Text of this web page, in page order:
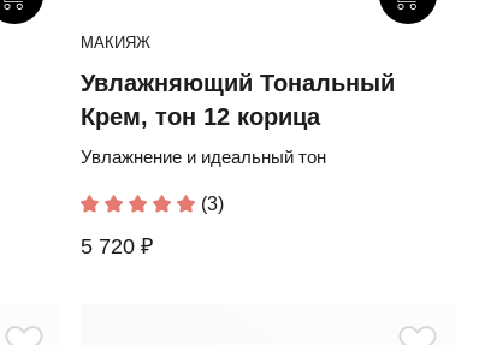
МАКИЯЖ
Увлажняющий Тональный
Крем, тон 12 корица
Увлажнение и идеальный тон
(3)
5 720 ₽